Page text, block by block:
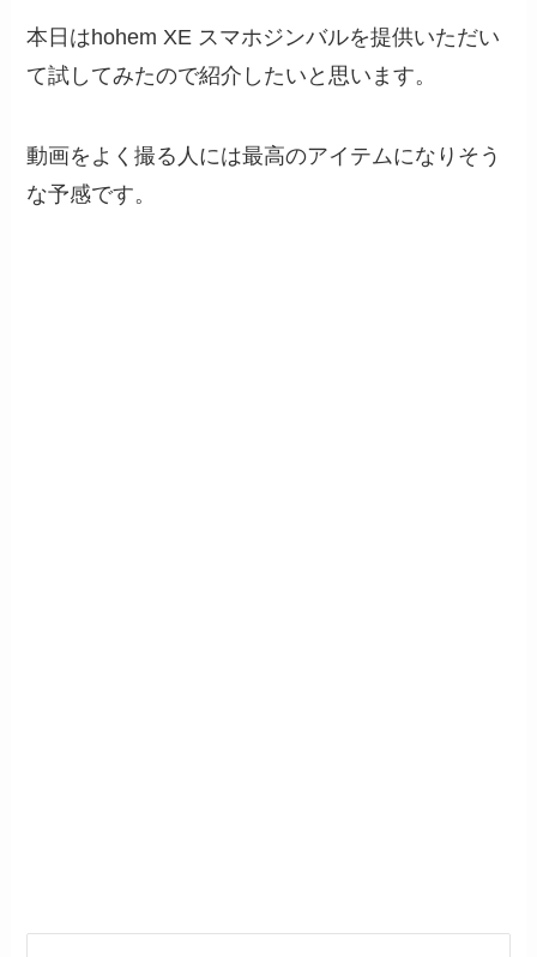
本日はhohem XE スマホジンバルを提供いただい
て試してみたので紹介したいと思います。
動画をよく撮る人には最高のアイテムになりそう
な予感です。